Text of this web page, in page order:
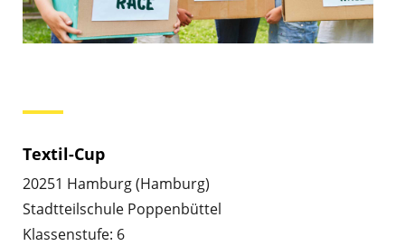
Textil-Cup
20251 Hamburg (Hamburg)
Stadtteilschule Poppenbüttel
Klassenstufe: 6